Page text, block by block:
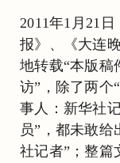
2011年1月21
报》、《大连
地转载“本版稿
访”，除了两个
事人：新华社
员”，都未敢
社记者”；整篇